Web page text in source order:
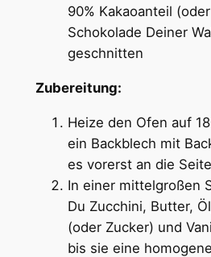
90% Kakaoanteil
Schokolade Deiner
geschnitten
Zubereitung:
Heize den Ofen auf
ein Backblech mit
es vorerst an die
In einer mittelgroßen
Du Zucchini, Butter,
(oder Zucker) und
bis sie eine